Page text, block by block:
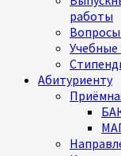
работы
Вопросы
Учебные
Абитуриенту